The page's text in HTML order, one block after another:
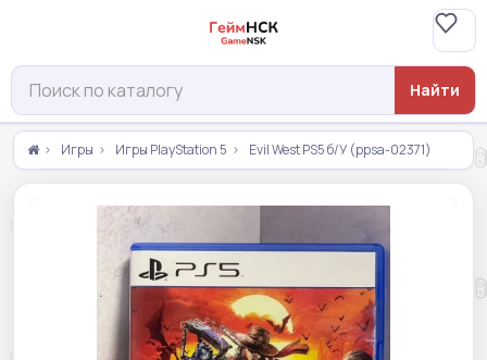
Найти
Игры Игры PlayStation 5 Evil West PS5 б/У (ppsa-02371)